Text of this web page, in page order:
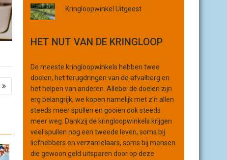
g
a
i
t
i
e
Kringloopwinkel Uitgeest
HET NUT VAN DE KRINGLOOP
De meeste kringloopwinkels hebben twee
doelen, het terugdringen van de afvalberg en
het helpen van anderen. Allebei de doelen zijn
erg belangrijk, we kopen namelijk met z’n allen
steeds meer spullen en gooien ook steeds
meer weg. Dankzij de kringloopwinkels krijgen
veel spullen nog een tweede leven, soms bij
liefhebbers en verzamelaars, soms bij mensen
die gewoon geld uitsparen door op deze